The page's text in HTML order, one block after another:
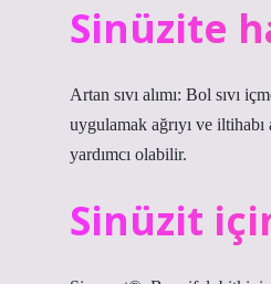
Sinüzite
Artan sıvı alımı: Bol sıvı
uygulamak ağrıyı ve
yardımcı olabilir.
Sinüzit